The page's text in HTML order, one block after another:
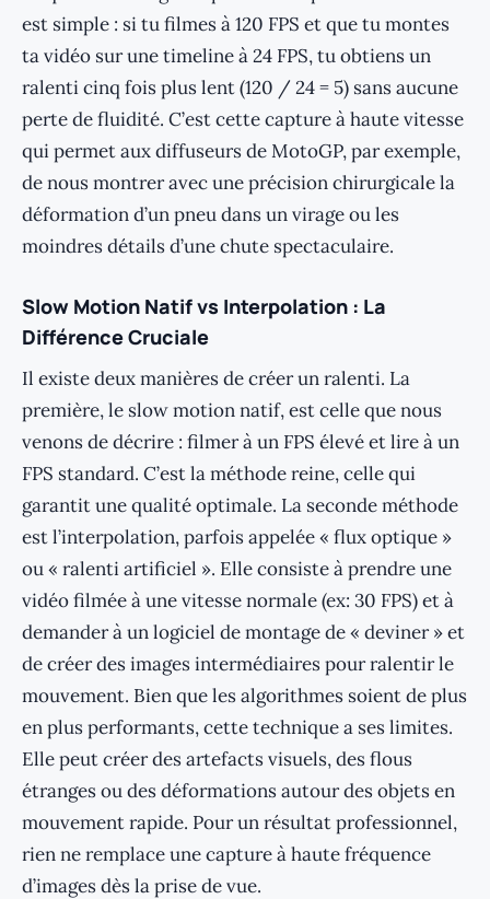
est simple : si tu filmes à 120 FPS et que tu montes
ta vidéo sur une timeline à 24 FPS, tu obtiens un
ralenti cinq fois plus lent (120 / 24 = 5) sans aucune
perte de fluidité. C’est cette capture à haute vitesse
qui permet aux diffuseurs de MotoGP, par exemple,
de nous montrer avec une précision chirurgicale la
déformation d’un pneu dans un virage ou les
moindres détails d’une chute spectaculaire.
Slow Motion Natif vs Interpolation : La
Différence Cruciale
Il existe deux manières de créer un ralenti. La
première, le slow motion natif, est celle que nous
venons de décrire : filmer à un FPS élevé et lire à un
FPS standard. C’est la méthode reine, celle qui
garantit une qualité optimale. La seconde méthode
est l’interpolation, parfois appelée « flux optique »
ou « ralenti artificiel ». Elle consiste à prendre une
vidéo filmée à une vitesse normale (ex: 30 FPS) et à
demander à un logiciel de montage de « deviner » et
de créer des images intermédiaires pour ralentir le
mouvement. Bien que les algorithmes soient de plus
en plus performants, cette technique a ses limites.
Elle peut créer des artefacts visuels, des flous
étranges ou des déformations autour des objets en
mouvement rapide. Pour un résultat professionnel,
rien ne remplace une capture à haute fréquence
d’images dès la prise de vue.